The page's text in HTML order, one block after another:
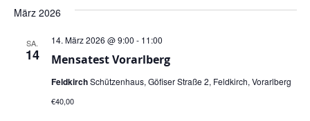
März 2026
SA.
14 Mensatest Vorarlberg
14. März 2026 @ 9:00 - 11:00
FeldkirchSchützenhaus, Göfiser Straße 2, Feldkirch, Vorarlberg
€40,00